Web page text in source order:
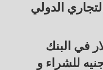
الدولي
في البنك
الدولي 48.60 جنيه للشراء و